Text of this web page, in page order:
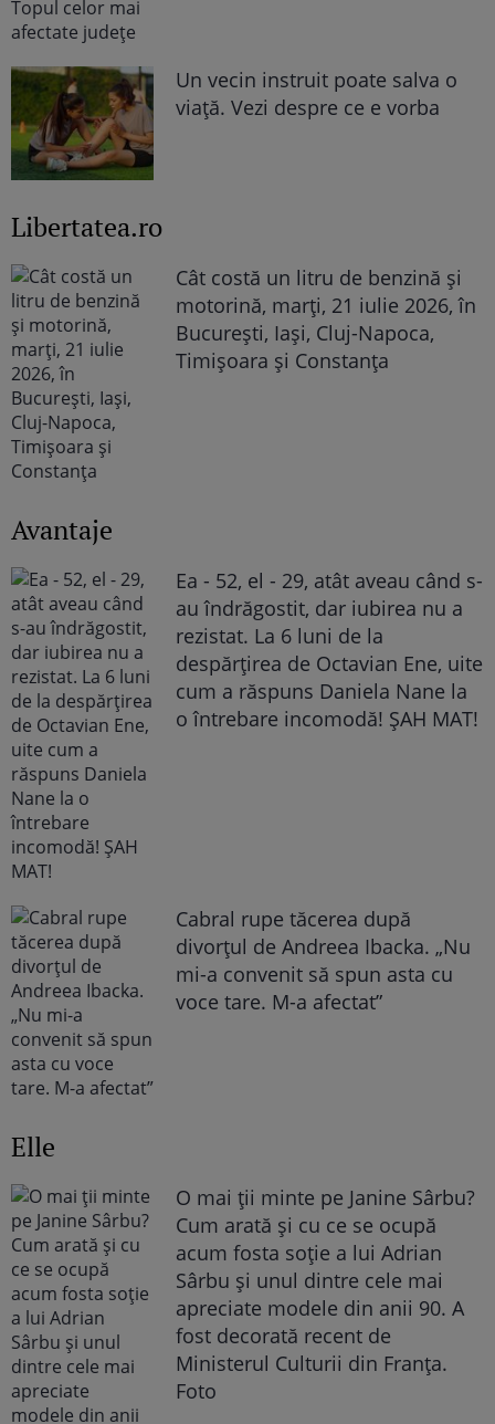
Un vecin instruit poate salva o
viață. Vezi despre ce e vorba
Libertatea.ro
Cât costă un litru de benzină și
motorină, marți, 21 iulie 2026, în
București, Iași, Cluj-Napoca,
Timișoara și Constanța
Avantaje
Ea - 52, el - 29, atât aveau când s-
au îndrăgostit, dar iubirea nu a
rezistat. La 6 luni de la
despărțirea de Octavian Ene, uite
cum a răspuns Daniela Nane la
o întrebare incomodă! ȘAH MAT!
Cabral rupe tăcerea după
divorțul de Andreea Ibacka. „Nu
mi-a convenit să spun asta cu
voce tare. M-a afectat”
Elle
O mai ții minte pe Janine Sârbu?
Cum arată și cu ce se ocupă
acum fosta soție a lui Adrian
Sârbu și unul dintre cele mai
apreciate modele din anii 90. A
fost decorată recent de
Ministerul Culturii din Franța.
Foto